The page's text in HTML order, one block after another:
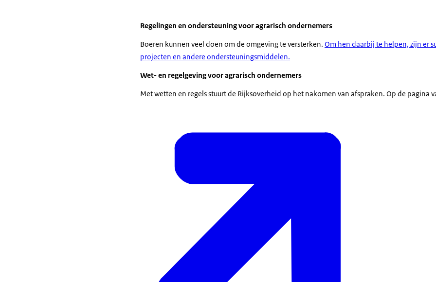
Regelingen en ondersteuning voor agrarisch ondernemers
Boeren kunnen veel doen om de omgeving te versterken. Om hen daarbij te helpen, zijn er
projecten en andere ondersteuningsmiddelen.
Wet- en regelgeving voor agrarisch ondernemers
Met wetten en regels stuurt de Rijksoverheid op het nakomen van afspraken. Op de pagina